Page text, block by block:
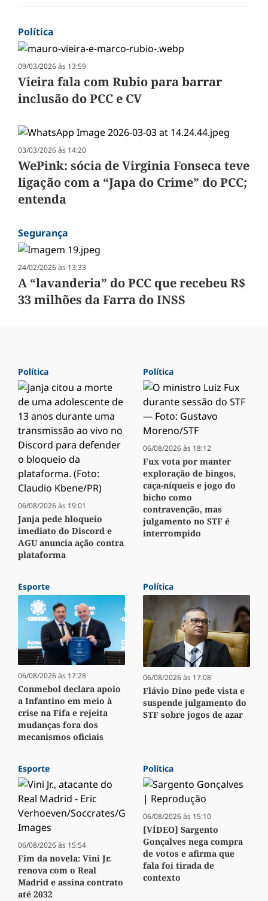
Política
09/03/2026 às 13:59
Vieira fala com Rubio para barrar
inclusão do PCC e CV
03/03/2026 às 14:20
WePink: sócia de Virginia Fonseca teve
ligação com a “Japa do Crime” do PCC;
entenda
Segurança
24/02/2026 às 13:33
A “lavanderia” do PCC que recebeu R$
33 milhões da Farra do INSS
Política
06/08/2026 às 19:01
Janja pede bloqueio
imediato do Discord e
AGU anuncia ação contra
plataforma
Política
06/08/2026 às 18:12
Fux vota por manter
exploração de bingos,
caça-níqueis e jogo do
bicho como
contravenção, mas
julgamento no STF é
interrompido
Esporte
06/08/2026 às 17:28
Conmebol declara apoio
a Infantino em meio à
crise na Fifa e rejeita
mudanças fora dos
mecanismos oficiais
Política
06/08/2026 às 17:08
Flávio Dino pede vista e
suspende julgamento do
STF sobre jogos de azar
Esporte
06/08/2026 às 15:54
Fim da novela: Vini Jr.
renova com o Real
Madrid e assina contrato
até 2032
Política
06/08/2026 às 15:10
[VÍDEO] Sargento
Gonçalves nega compra
de votos e afirma que
fala foi tirada de
contexto